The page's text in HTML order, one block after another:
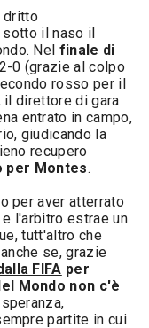
dritto
il naso il
Nel finale di
0 (grazie al colpo
rosso per il
il direttore di gara
entrato in campo,
giudicando la
recupero
per Montes.
per aver atterrato
l'arbitro estrae un
tutt'altro che
se, grazie
FIFA per
Mondo non c'è
partite in cui